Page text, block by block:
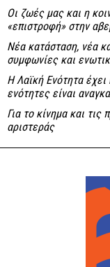
Οι ζωές μας και η
«επιστροφή» στην
Νέα κατάσταση, νέα
συμφωνίες και
Η Λαϊκή Ενότητα
ενότητες είναι
Για το κίνημα και
αριστεράς